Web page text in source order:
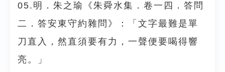
05.明．朱之瑜《朱舜水集．卷一四．答問
二．答安東守約雜問》：「文字最難是單
刀直入，然直須要有力，一聲便要喝得響
亮。」